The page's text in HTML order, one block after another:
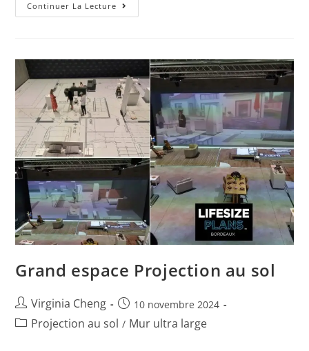
Continuer La Lecture
Grand espace Projection au sol
Virginia Cheng 10 novembre 2024
Projection au sol / Mur ultra large